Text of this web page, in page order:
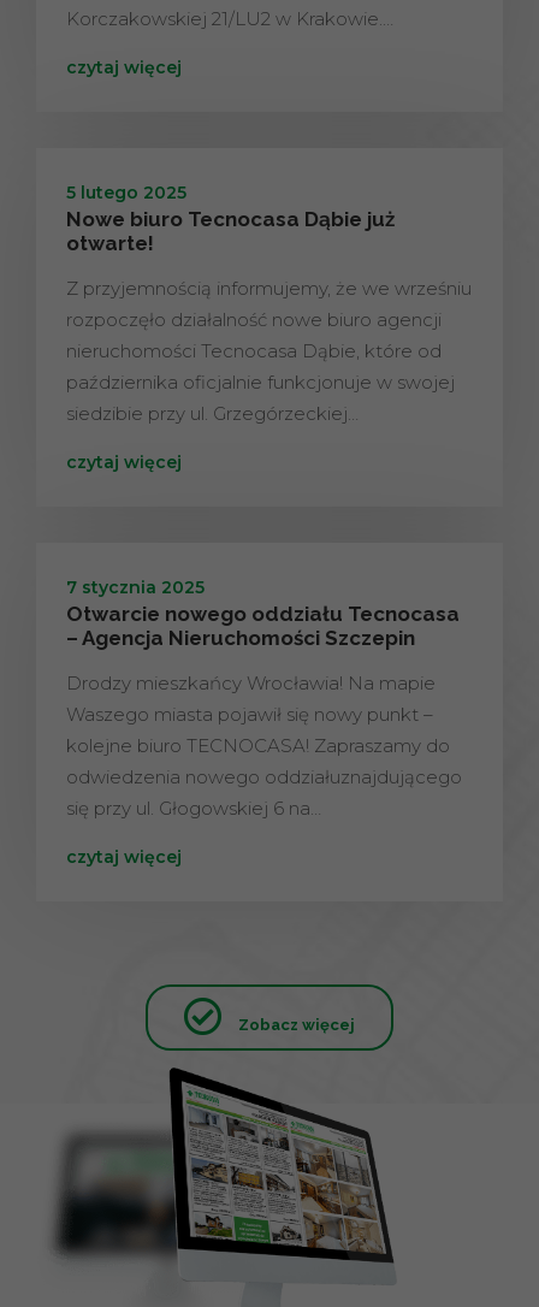
Korczakowskiej 21/LU2 w Krakowie.…
czytaj więcej
5 lutego 2025
Nowe biuro Tecnocasa Dąbie już
otwarte!
Z przyjemnością informujemy, że we wrześniu
rozpoczęło działalność nowe biuro agencji
nieruchomości Tecnocasa Dąbie, które od
października oficjalnie funkcjonuje w swojej
siedzibie przy ul. Grzegórzeckiej…
czytaj więcej
7 stycznia 2025
Otwarcie nowego oddziału Tecnocasa
– Agencja Nieruchomości Szczepin
Drodzy mieszkańcy Wrocławia! Na mapie
Waszego miasta pojawił się nowy punkt –
kolejne biuro TECNOCASA! Zapraszamy do
odwiedzenia nowego oddziałuznajdującego
się przy ul. Głogowskiej 6 na…
czytaj więcej
Zobacz więcej